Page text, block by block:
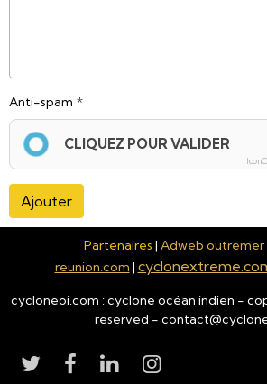
Anti-spam
CLIQUEZ POUR VALIDER
Ajouter
Partenaires | Adweb outremer
reunion.com |
cycloneoi.com : cyclone océan indien -
reserved -